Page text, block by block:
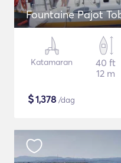
Fountaine Pajot
Katamaran
40 ft
12 m
$1,378 /dag